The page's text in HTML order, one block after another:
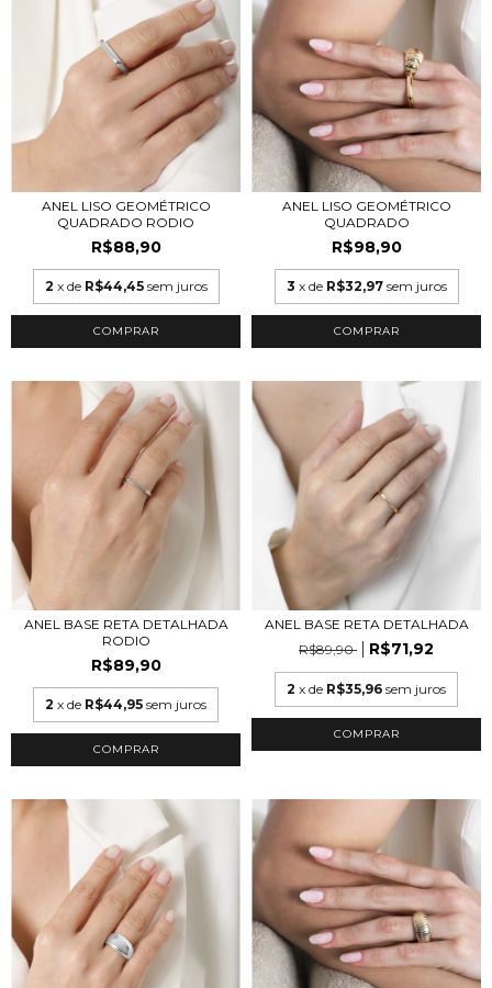
ANEL LISO GEOMÉTRICO
QUADRADO RODIO
R$88,90
2 x de R$44,45 sem juros
COMPRAR
ANEL LISO GEOMÉTRICO
QUADRADO
R$98,90
3 x de R$32,97 sem juros
COMPRAR
ANEL BASE RETA DETALHADA
RODIO
R$89,90
2 x de R$44,95 sem juros
COMPRAR
ANEL BASE RETA DETALHADA
R$89,90
R$71,92
2 x de R$35,96 sem juros
COMPRAR